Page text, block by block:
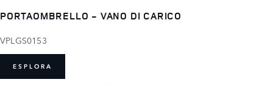
PORTAOMBRELLO - VANO DI CARICO
VPLGS0153
ESPLORA